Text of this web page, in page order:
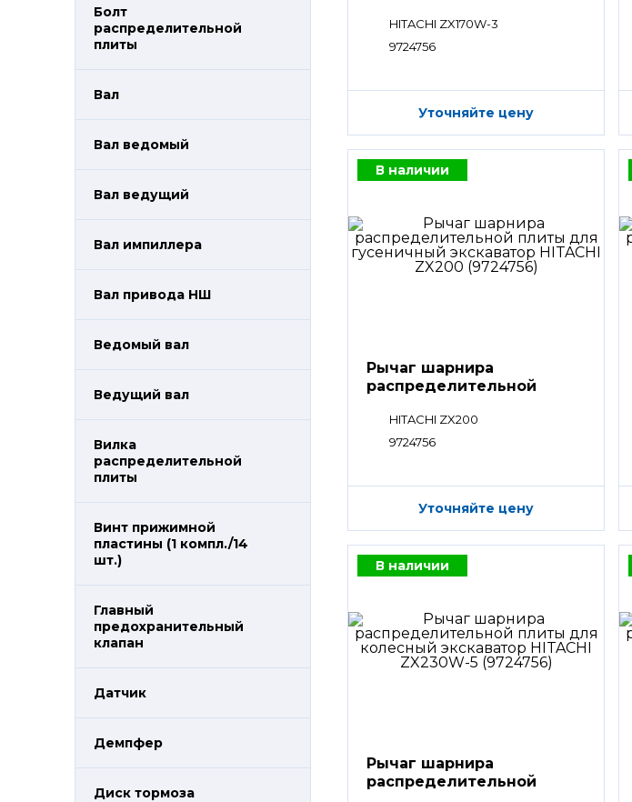
Болт
распределительной
плиты
Вал
Вал ведомый
Вал ведущий
Вал импиллера
Вал привода НШ
Ведомый вал
Ведущий вал
Вилка
распределительной
плиты
Винт прижимной
пластины (1 компл./14
шт.)
Главный
предохранительный
клапан
Датчик
Демпфер
Диск тормоза
HITACHI ZX170W-3
9724756
Уточняйте цену
В наличии
Рычаг шарнира
распределительной
HITACHI ZX200
9724756
Уточняйте цену
В наличии
Рычаг шарнира
распределительной